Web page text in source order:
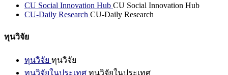
CU Social Innovation Hub CU Social Innovation Hub
CU-Daily Research CU-Daily Research
ทุนวิจัย
ทุนวิจัย ทุนวิจัย
ทุนวิจัยในประเทศ ทุนวิจัยในประเทศ